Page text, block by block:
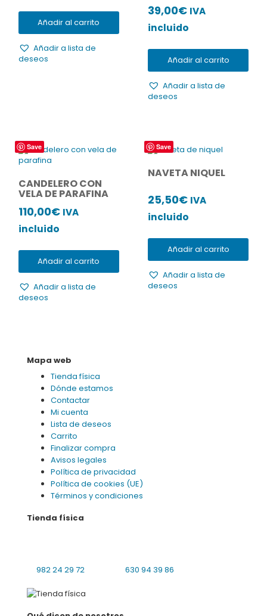
Añadir al carrito
Añadir a lista de
deseos
39,00€ IVA
incluido
Añadir al carrito
Añadir a lista de
deseos
Save
CANDELERO CON
VELA DE PARAFINA
110,00€ IVA
incluido
Añadir al carrito
Añadir a lista de
deseos
Save
NAVETA NIQUEL
25,50€ IVA
incluido
Añadir al carrito
Añadir a lista de
deseos
Mapa web
Tienda física
Dónde estamos
Contactar
Mi cuenta
Lista de deseos
Carrito
Finalizar compra
Avisos legales
Política de privacidad
Política de cookies (UE)
Términos y condiciones
Tienda física
982 24 29 72
630 94 39 86